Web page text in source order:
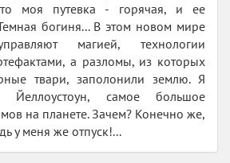
моя путевка - горячая, и ее
богиня... В этом новом мире
магией, технологии
а разломы, из которых
твари, заполонили землю. Я
Йеллоустоун, самое большое
на планете. Зачем? Конечно же,
у меня же отпуск!...